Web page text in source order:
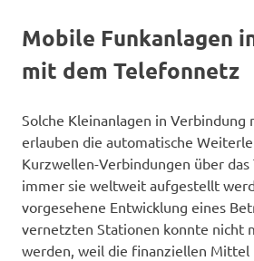
Mobile Funkanlagen
mit dem Telefonnetz
Solche Kleinanlagen in
erlauben die automatische
Kurzwellen-Verbindungen über
immer sie weltweit aufgestellt
vorgesehene Entwicklung eines
vernetzten Stationen konnte nicht
werden, weil die finanziellen